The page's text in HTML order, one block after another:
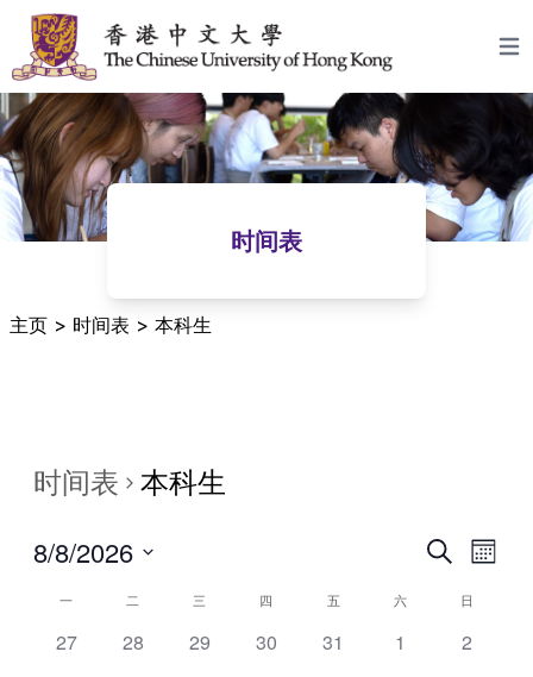
跳至内容
时间表
主页 > 时间表 > 本科生
时间表 本科生
时
搜
活
月
8/8/2026
一 二 三 四 五 六 日
0
27
0
28
0
29
0
30
0
31
0
1
0
2